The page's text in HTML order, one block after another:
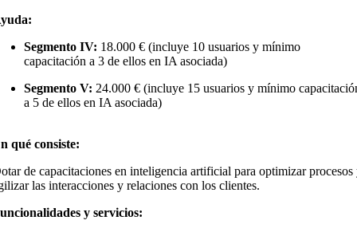
Segmento IV: 18.000 € (incluye 10 usuarios y mínimo
capacitación a 3 de ellos en IA asociada)
Segmento V: 24.000 € (incluye 15 usuarios y mínimo
a 5 de ellos en IA asociada)
qué consiste:
de capacitaciones en inteligencia artificial para optimizar procesos
las interacciones y relaciones con los clientes.
y servicios: